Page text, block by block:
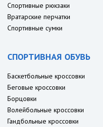
Спортивные рюкзаки
Вратарские перчатки
Спортивные сумки
СПОРТИВНАЯ ОБУВЬ
Баскетбольные кроссовки
Беговые кроссовки
Борцовки
Волейбольные кроссовки
Гандбольные кроссовки